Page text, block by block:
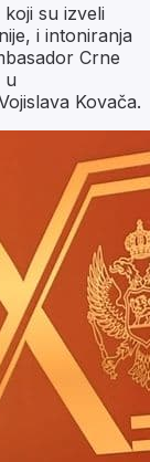
su izveli
i intoniranja
Crne
u
Kovača.